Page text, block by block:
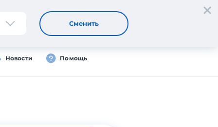
Регистрация Вход
Новости Помощь
Сменить